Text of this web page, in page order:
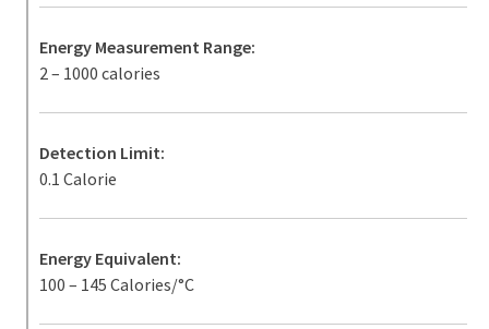
Energy Measurement Range:
2 – 1000 calories
Detection Limit:
0.1 Calorie
Energy Equivalent:
100 – 145 Calories/°C